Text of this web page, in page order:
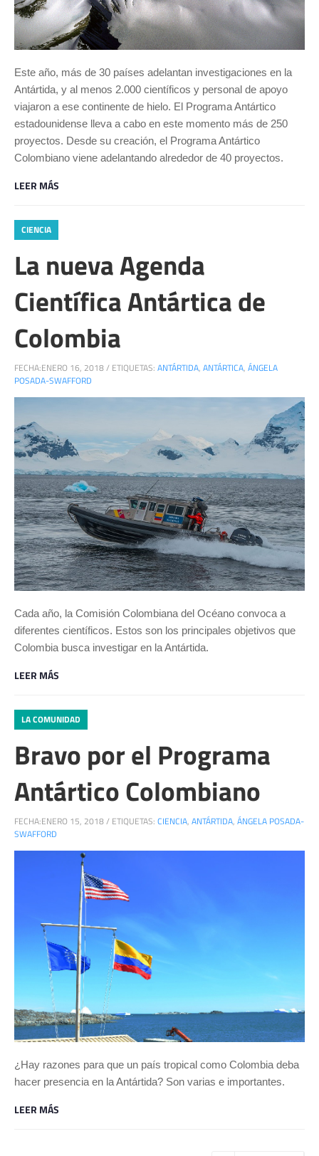
Este año, más de 30 países adelantan investigaciones en la
Antártida, y al menos 2.000 científicos y personal de apoyo
viajaron a ese continente de hielo. El Programa Antártico
estadounidense lleva a cabo en este momento más de 250
proyectos. Desde su creación, el Programa Antártico
Colombiano viene adelantando alrededor de 40 proyectos.
LEER MÁS
CIENCIA
La nueva Agenda
Científica Antártica de
Colombia
FECHA:ENERO 16, 2018/ ETIQUETAS: ANTÁRTIDA, ANTÁRTICA, ÁNGELA
POSADA-SWAFFORD
Cada año, la Comisión Colombiana del Océano convoca a
diferentes científicos. Estos son los principales objetivos que
Colombia busca investigar en la Antártida.
LEER MÁS
LA COMUNIDAD
Bravo por el Programa
Antártico Colombiano
FECHA:ENERO 15, 2018/ ETIQUETAS: CIENCIA, ANTÁRTIDA, ÁNGELA POSADA-
SWAFFORD
¿Hay razones para que un país tropical como Colombia deba
hacer presencia en la Antártida? Son varias e importantes.
LEER MÁS